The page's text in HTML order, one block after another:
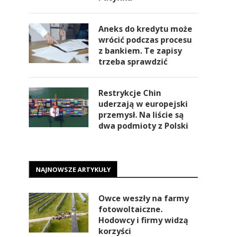
Aneks do kredytu może
wrócić podczas procesu
z bankiem. Te zapisy
trzeba sprawdzić
Restrykcje Chin
uderzają w europejski
przemysł. Na liście są
dwa podmioty z Polski
NAJNOWSZE ARTYKUŁY
Owce weszły na farmy
fotowoltaiczne.
Hodowcy i firmy widzą
korzyści